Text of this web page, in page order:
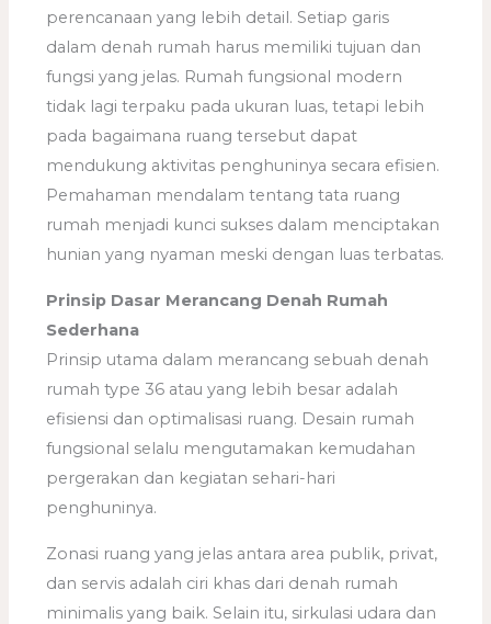
perencanaan yang lebih detail. Setiap garis
dalam denah rumah harus memiliki tujuan dan
fungsi yang jelas. Rumah fungsional modern
tidak lagi terpaku pada ukuran luas, tetapi lebih
pada bagaimana ruang tersebut dapat
mendukung aktivitas penghuninya secara efisien.
Pemahaman mendalam tentang tata ruang
rumah menjadi kunci sukses dalam menciptakan
hunian yang nyaman meski dengan luas terbatas.
Prinsip Dasar Merancang Denah Rumah
Sederhana
Prinsip utama dalam merancang sebuah denah
rumah type 36 atau yang lebih besar adalah
efisiensi dan optimalisasi ruang. Desain rumah
fungsional selalu mengutamakan kemudahan
pergerakan dan kegiatan sehari-hari
penghuninya.
Zonasi ruang yang jelas antara area publik, privat,
dan servis adalah ciri khas dari denah rumah
minimalis yang baik. Selain itu, sirkulasi udara dan